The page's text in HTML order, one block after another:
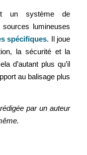
un système de
lumineuses
spécifiques. Il joue
la sécurité et la
d’autant plus qu’il
au balisage plus
par un auteur